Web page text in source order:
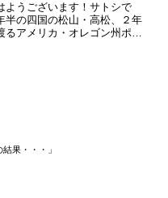
ようございます！サトシで
半の四国の松山・高松、２年
るアメリカ・オレゴン州ポー
結果・・・」